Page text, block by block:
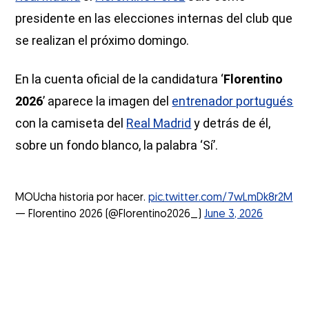
presidente en las elecciones internas del club que
se realizan el próximo domingo.
En la cuenta oficial de la candidatura ‘Florentino
2026’ aparece la imagen del entrenador portugués
con la camiseta del Real Madrid y detrás de él,
sobre un fondo blanco, la palabra ‘Sí’.
MOUcha historia por hacer.pic.twitter.com/7wLmDk8r2M
— Florentino 2026 (@Florentino2026_)June 3, 2026